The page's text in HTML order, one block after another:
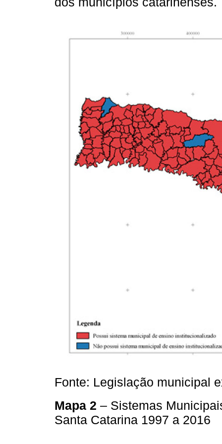
Fonte: Legislação municipal
Mapa 2 – Sistemas
Santa Catarina 1997 a 2016